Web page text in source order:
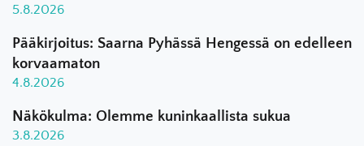
5.8.2026
Pääkirjoitus: Saarna Pyhässä Hengessä on edelleen
korvaamaton
4.8.2026
Näkökulma: Olemme kuninkaallista sukua
3.8.2026